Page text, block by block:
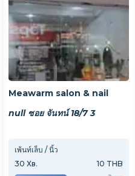
ต่อเล็บมือ PVC กาวธรรมดา
Хв. 200 THB
45
Meawarm salon & nail
null ซอย จันทน์ 18/7 3
เพ้นท์เล็บ / นิ้ว
30 Хв. 10 THB